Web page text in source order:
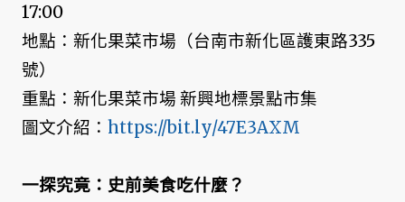
17:00
地點：新化果菜市場（台南市新化區護東路335
號）
重點：新化果菜市場 新興地標景點市集
圖文介紹： https://bit.ly/47E3AXM
一探究竟：史前美食吃什麼？